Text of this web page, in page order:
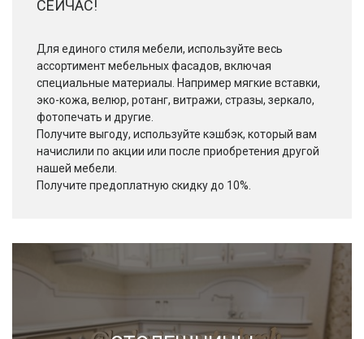
СЕЙЧАС!
Для единого стиля мебели, используйте весь
ассортимент мебельных фасадов, включая
специальные материалы. Например мягкие вставки,
эко-кожа, велюр, ротанг, витражи, стразы, зеркало,
фотопечать и другие.
Получите выгоду, используйте кэшбэк, который вам
начислили по акции или после приобретения другой
нашей мебели.
Получите предоплатную скидку до 10%.